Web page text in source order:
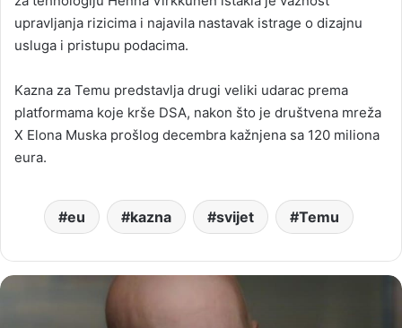
upravljanja rizicima i najavila nastavak istrage o dizajnu
usluga i pristupu podacima.
Kazna za Temu predstavlja drugi veliki udarac prema
platformama koje krše DSA, nakon što je društvena mreža
X Elona Muska prošlog decembra kažnjena sa 120 miliona
eura.
eu kazna svijet Temu